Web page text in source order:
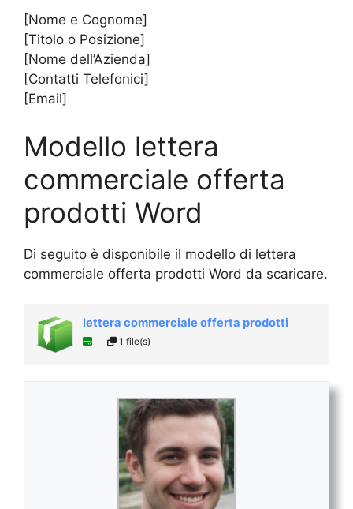
[Nome e Cognome]
[Titolo o Posizione]
[Nome dell’Azienda]
[Contatti Telefonici]
[Email]
Modello lettera
commerciale offerta
prodotti Word
Di seguito è disponibile il modello di lettera
commerciale offerta prodotti Word da scaricare.
lettera commerciale offerta prodotti
1 file(s)